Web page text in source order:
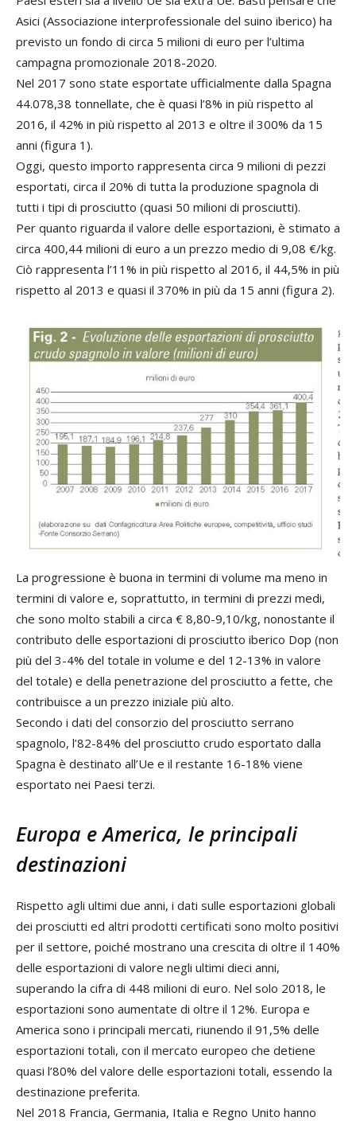
Asici (Associazione interprofessionale del suino iberico) ha
previsto un fondo di circa 5 milioni di euro per l’ultima
campagna promozionale 2018-2020.
Nel 2017 sono state esportate ufficialmente dalla Spagna
44.078,38 tonnellate, che è quasi l’8% in più rispetto al
2016, il 42% in più rispetto al 2013 e oltre il 300% da 15
anni (figura 1).
Oggi, questo importo rappresenta circa 9 milioni di pezzi
esportati, circa il 20% di tutta la produzione spagnola di
tutti i tipi di prosciutto (quasi 50 milioni di prosciutti).
Per quanto riguarda il valore delle esportazioni, è stimato a
circa 400,44 milioni di euro a un prezzo medio di 9,08 €/kg.
Ciò rappresenta l’11% in più rispetto al 2016, il 44,5% in più
rispetto al 2013 e quasi il 370% in più da 15 anni (figura 2).
La progressione è buona in termini di volume ma meno in
termini di valore e, soprattutto, in termini di prezzi medi,
che sono molto stabili a circa € 8,80-9,10/kg, nonostante il
contributo delle esportazioni di prosciutto iberico Dop (non
più del 3-4% del totale in volume e del 12-13% in valore
del totale) e della penetrazione del prosciutto a fette, che
contribuisce a un prezzo iniziale più alto.
Secondo i dati del consorzio del prosciutto serrano
spagnolo, l’82-84% del prosciutto crudo esportato dalla
Spagna è destinato all’Ue e il restante 16-18% viene
esportato nei Paesi terzi.
Europa e America, le principali
destinazioni
Rispetto agli ultimi due anni, i dati sulle esportazioni globali
dei prosciutti ed altri prodotti certificati sono molto positivi
per il settore, poiché mostrano una crescita di oltre il 140%
delle esportazioni di valore negli ultimi dieci anni,
superando la cifra di 448 milioni di euro. Nel solo 2018, le
esportazioni sono aumentate di oltre il 12%. Europa e
America sono i principali mercati, riunendo il 91,5% delle
esportazioni totali, con il mercato europeo che detiene
quasi l’80% del valore delle esportazioni totali, essendo la
destinazione preferita.
Nel 2018 Francia, Germania, Italia e Regno Unito hanno